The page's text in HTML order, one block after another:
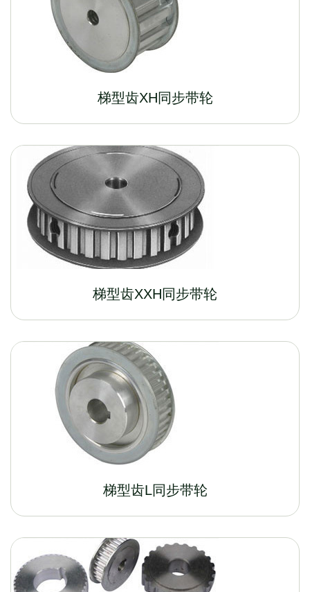
梯型齿XH同步带轮
梯型齿XXH同步带轮
梯型齿L同步带轮